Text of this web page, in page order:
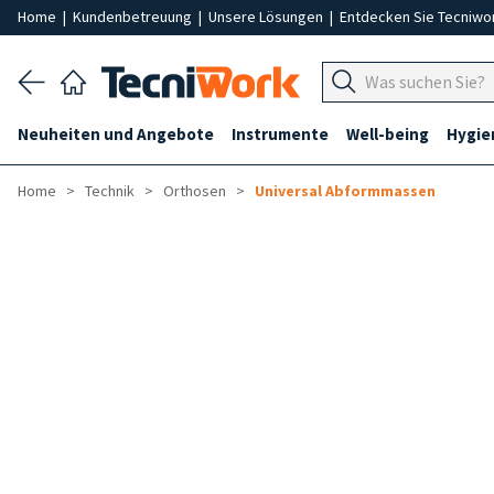
Home | Kundenbetreuung | Unsere Lösungen | Entdecken Sie
Neuheiten und Angebote Instrumente Well-being
Home Technik Orthosen Universal Abformmassen